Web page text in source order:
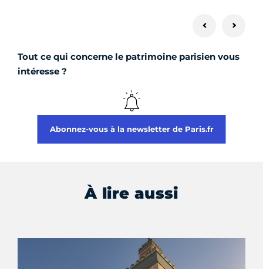
Tout ce qui concerne le patrimoine parisien vous
intéresse ?
Abonnez-vous à la newsletter de Paris.fr
À lire aussi